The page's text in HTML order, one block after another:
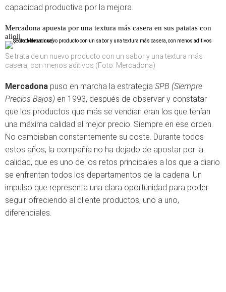
capacidad productiva por la mejora.
Mercadona apuesta por una textura más casera en sus patatas con
alioli
Se trata de un nuevo producto con un sabor y una textura más
casera, con menos aditivos (Foto: Mercadona)
Mercadona puso en marcha la estrategia SPB (Siempre
Precios Bajos) en 1993, después de observar y constatar
que los productos que más se vendían eran los que tenían
una máxima calidad al mejor precio. Siempre en ese orden.
No cambiaban constantemente su coste. Durante todos
estos años, la compañía no ha dejado de apostar por la
calidad, que es uno de los retos principales a los que a diario
se enfrentan todos los departamentos de la cadena. Un
impulso que representa una clara oportunidad para poder
seguir ofreciendo al cliente productos, uno a uno,
diferenciales.